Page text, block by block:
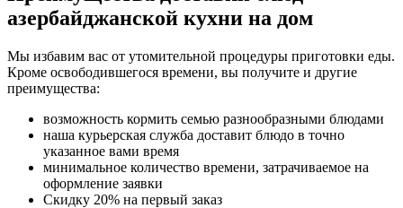
азербайджанской кухни на дом
Мы избавим вас от утомительной процедуры приготовки еды.
Кроме освободившегося времени, вы получите и другие
преимущества:
возможность кормить семью разнообразными блюдами
наша курьерская служба доставит блюдо в точно
указанное вами время
минимальное количество времени, затрачиваемое на
оформление заявки
Скидку 20% на первый заказ